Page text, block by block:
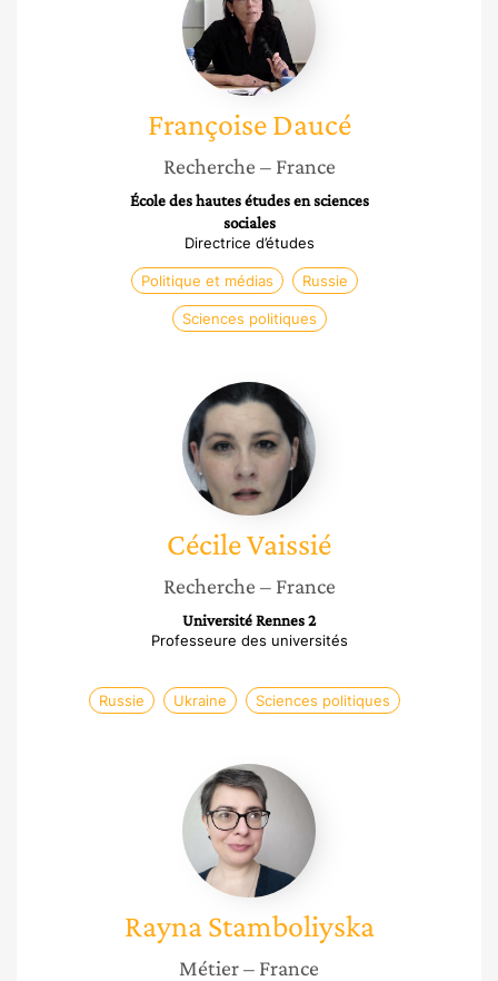
Françoise Daucé
Recherche – France
École des hautes études en sciences
sociales
Directrice d’études
Politique et médias Russie
Sciences politiques
Cécile
Vaissié
CécileVaissié
Recherche – France
Université Rennes 2
Professeure des universités
Russie Ukraine Sciences politiques
Rayna
Stamboliyska
Rayna Stamboliyska
Métier– France